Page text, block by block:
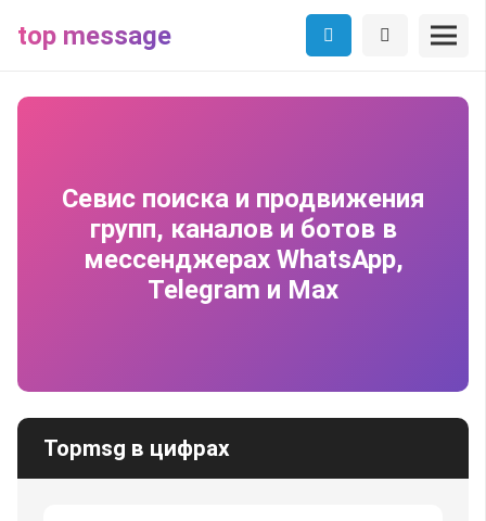
top message
Севис поиска и продвижения
групп, каналов и ботов в
мессенджерах WhatsApp,
Telegram и Max
Topmsg в цифрах